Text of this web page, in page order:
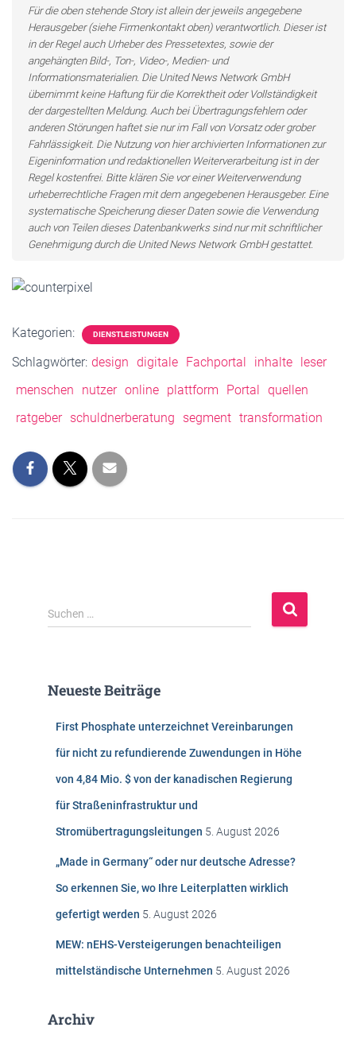
Für die oben stehende Story ist allein der jeweils angegebene
Herausgeber (siehe Firmenkontakt oben) verantwortlich. Dieser ist
in der Regel auch Urheber des Pressetextes, sowie der
angehängten Bild-, Ton-, Video-, Medien- und
Informationsmaterialien. Die United News Network GmbH
übernimmt keine Haftung für die Korrektheit oder Vollständigkeit
der dargestellten Meldung. Auch bei Übertragungsfehlern oder
anderen Störungen haftet sie nur im Fall von Vorsatz oder grober
Fahrlässigkeit. Die Nutzung von hier archivierten Informationen zur
Eigeninformation und redaktionellen Weiterverarbeitung ist in der
Regel kostenfrei. Bitte klären Sie vor einer Weiterverwendung
urheberrechtliche Fragen mit dem angegebenen Herausgeber. Eine
systematische Speicherung dieser Daten sowie die Verwendung
auch von Teilen dieses Datenbankwerks sind nur mit schriftlicher
Genehmigung durch die United News Network GmbH gestattet.
Kategorien: DIENSTLEISTUNGEN
Schlagwörter: design digitale Fachportal inhalte
leser
menschen
nutzer online plattform Portal
quellen
ratgeber schuldnerberatung segment transformation
S
u
n
Suchen …
Neueste Beiträge
First Phosphate unterzeichnet Vereinbarungen
für nicht zu refundierende Zuwendungen in Höhe
von 4,84 Mio. $ von der kanadischen Regierung
für Straßeninfrastruktur und
Stromübertragungsleitungen 5. August 2026
„Made in Germany“ oder nur deutsche Adresse?
So erkennen Sie, wo Ihre Leiterplatten wirklich
gefertigt werden 5. August 2026
MEW: nEHS-Versteigerungen benachteiligen
mittelständische Unternehmen 5. August 2026
Archiv